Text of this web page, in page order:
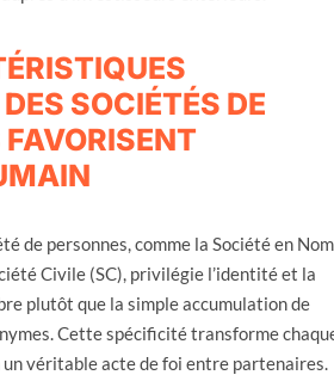
SOCIÉTÉS DE
de personnes, comme la Société en Nom
Civile (SC), privilégie l’identité et la
plutôt que la simple accumulation de
Cette spécificité transforme
véritable acte de foi entre partenaires.